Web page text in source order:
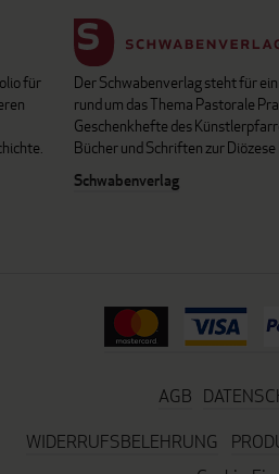
für
Der Schwabenverlag steht für
rund um das Thema Pastorale
Geschenkhefte des
Bücher und Schriften zur
Schwabenverlag
AGB
WIDERRUFSBELEHRUNG